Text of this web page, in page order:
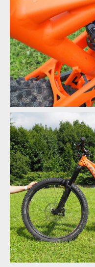
Abby a Verunka
Abby a Verunka
Abby a Verunka
Abby a Verunka